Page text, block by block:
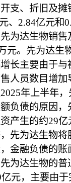
支、折旧及
、2.84亿元和
达生物销售
元。先为达生
长主要由于
人员数目增加
年上半年，
负债的原因
产生的约29亿
为达生物将
金融负债的
达生物的普
元，主要由